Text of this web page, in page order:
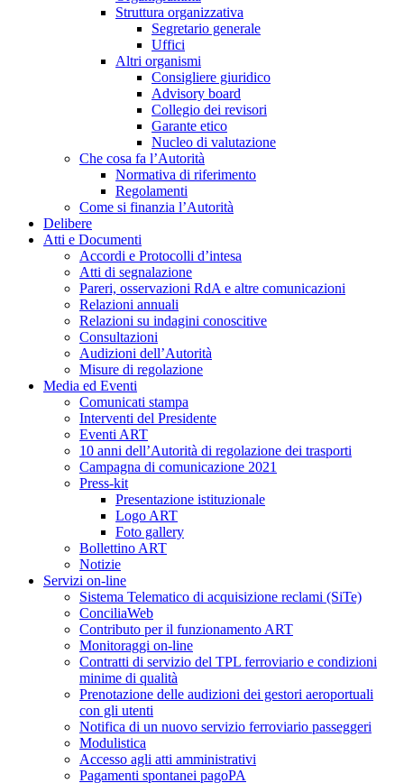
Struttura organizzativa
Segretario generale
Uffici
Altri organismi
Consigliere giuridico
Advisory board
Collegio dei revisori
Garante etico
Nucleo di valutazione
Che cosa fa l’Autorità
Normativa di riferimento
Regolamenti
Come si finanzia l’Autorità
Delibere
Atti e Documenti
Accordi e Protocolli d’intesa
Atti di segnalazione
Pareri, osservazioni RdA e altre comunicazioni
Relazioni annuali
Relazioni su indagini conoscitive
Consultazioni
Audizioni dell’Autorità
Misure di regolazione
Media ed Eventi
Comunicati stampa
Interventi del Presidente
Eventi ART
10 anni dell’Autorità di regolazione dei trasporti
Campagna di comunicazione 2021
Press-kit
Presentazione istituzionale
Logo ART
Foto gallery
Bollettino ART
Notizie
Servizi on-line
Sistema Telematico di acquisizione reclami (SiTe)
ConciliaWeb
Contributo per il funzionamento ART
Monitoraggi on-line
Contratti di servizio del TPL ferroviario e condizioni
minime di qualità
Prenotazione delle audizioni dei gestori aeroportuali
con gli utenti
Notifica di un nuovo servizio ferroviario passeggeri
Modulistica
Accesso agli atti amministrativi
Pagamenti spontanei pagoPA